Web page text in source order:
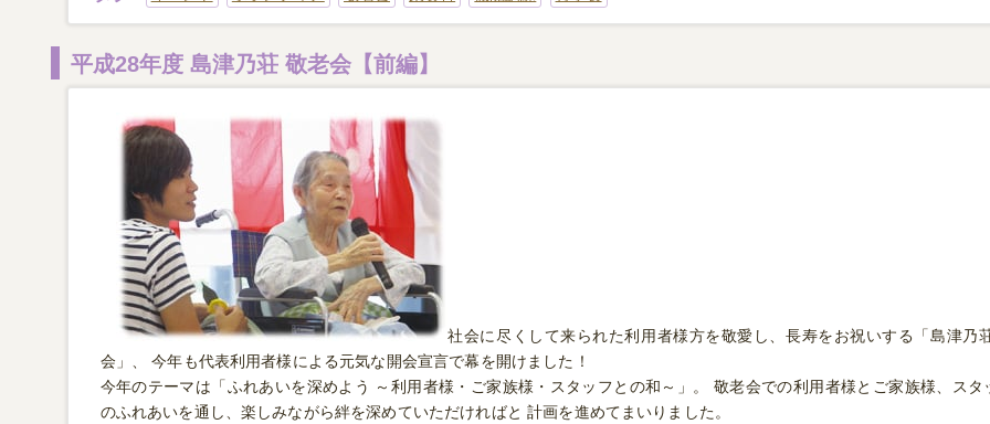
平成28年度 島津乃荘 敬老会【前編】
社会に尽くして来られた利用者様方を敬愛し、長寿をお祝いする「島津乃
会」、 今年も代表利用者様による元気な開会宣言で幕を開けました！
今年のテーマは「ふれあいを深めよう ～利用者様・ご家族様・スタッフとの和～」。 敬老会での利用者様とご家族様、スタ
のふれあいを通し、楽しみながら絆を深めていただければと 計画を進めてまいりました。